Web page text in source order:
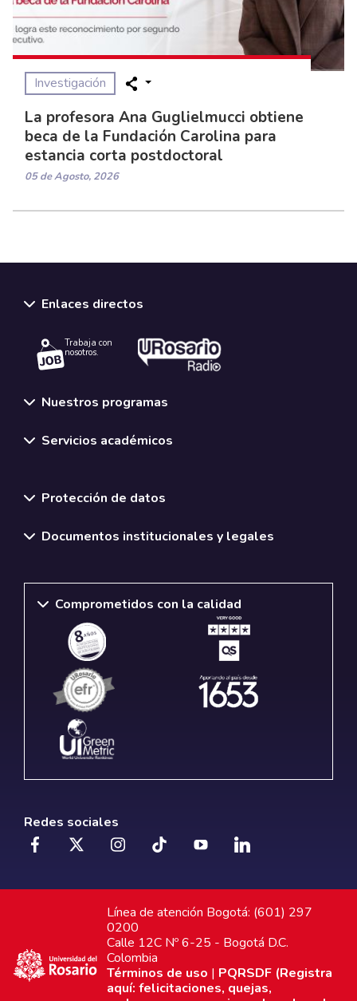
Investigación
La profesora Ana Guglielmucci obtiene
beca de la Fundación Carolina para
estancia corta postdoctoral
05 de Agosto, 2026
Enlaces directos
Trabaja con
nosotros.
Nuestros programas
Servicios académicos
Protección de datos
Documentos institucionales y legales
Comprometidos con la calidad
Redes sociales
Línea de atención Bogotá: (601) 297
0200
Calle 12C Nº 6-25 - Bogotá D.C.
Colombia
Términos de uso | PQRSDF (Registra
aquí: felicitaciones, quejas,